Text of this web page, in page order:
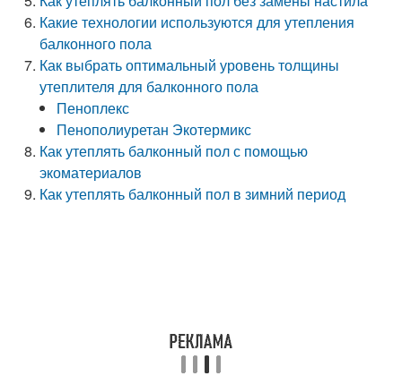
Какие технологии используются для утепления
балконного пола
Как выбрать оптимальный уровень толщины
утеплителя для балконного пола
Пеноплекс
Пенополиуретан Экотермикс
Как утеплять балконный пол с помощью
экоматериалов
Как утеплять балконный пол в зимний период